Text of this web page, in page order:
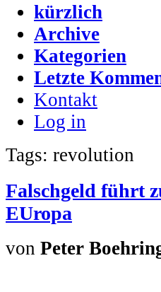
kürzlich
Archive
Kategorien
Letzte
Kontakt
Log in
Tags: revolution
Falschgeld führt
EUropa
von Peter